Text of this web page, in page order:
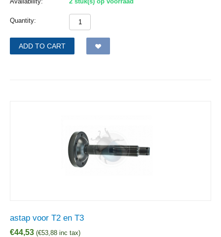
Quantity:
ADD TO CART
astap voor T2 en T3
€44,53 (€53,88 inc tax)